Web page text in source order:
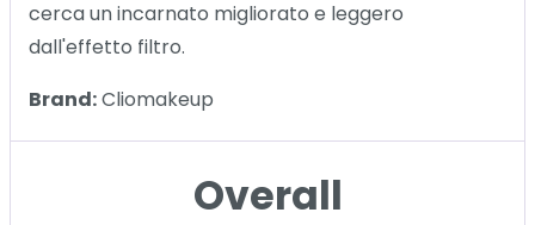
cerca un incarnato migliorato e leggero
dall'effetto filtro.
Brand:Cliomakeup
Overall